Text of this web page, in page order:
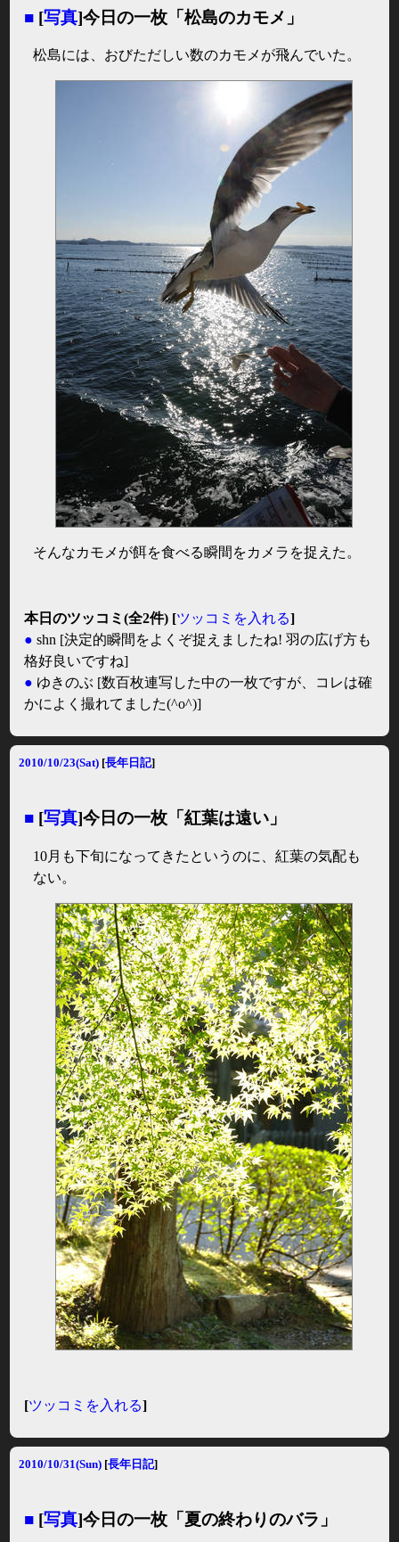
■ [写真]今日の一枚「松島のカモメ」
松島には、おびただしい数のカモメが飛んでいた。
そんなカモメが餌を食べる瞬間をカメラを捉えた。
本日のツッコミ(全2件) [ツッコミを入れる]
● shn [決定的瞬間をよくぞ捉えましたね! 羽の広げ方も
格好良いですね]
● ゆきのぶ [数百枚連写した中の一枚ですが、コレは確
かによく撮れてました(^o^)]
2010/10/23(Sat) [長年日記]
■ [写真]今日の一枚「紅葉は遠い」
10月も下旬になってきたというのに、紅葉の気配も
ない。
[ツッコミを入れる]
2010/10/31(Sun) [長年日記]
■ [写真]今日の一枚「夏の終わりのバラ」